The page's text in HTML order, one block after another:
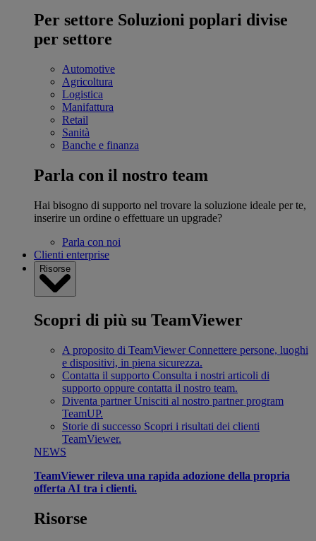
Per settore Soluzioni poplari divise
per settore
Automotive
Agricoltura
Logistica
Manifattura
Retail
Sanità
Banche e finanza
Parla con il nostro team
Hai bisogno di supporto nel trovare la soluzione ideale per te,
inserire un ordine o effettuare un upgrade?
Parla con noi
Clienti enterprise
Risorse
Scopri di più su TeamViewer
A proposito di TeamViewer Connettere persone, luoghi
e dispositivi, in piena sicurezza.
Contatta il supporto Consulta i nostri articoli di
supporto oppure contatta il nostro team.
Diventa partner Unisciti al nostro partner program
TeamUP.
Storie di successo Scopri i risultati dei clienti
TeamViewer.
NEWS
TeamViewer rileva una rapida adozione della propria
offerta AI tra i clienti.
Risorse